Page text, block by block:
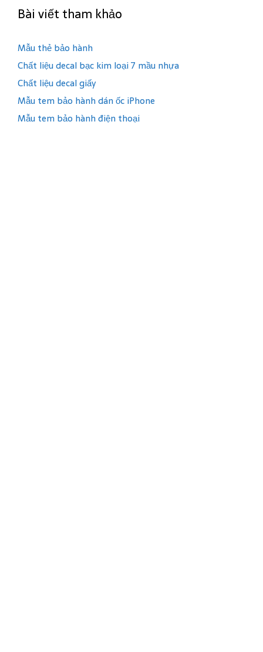
Bài viết tham khảo
Mẫu thẻ bảo hành
Chất liệu decal bạc kim loại 7 mầu nhựa
Chất liệu decal giấy
Mẫu tem bảo hành dán ốc iPhone
Mẫu tem bảo hành điện thoại